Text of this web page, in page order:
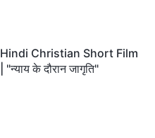
Hindi Christian Short Film
| "न्याय के दौरान जागृति"